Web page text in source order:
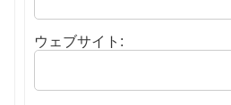
ウェブサイト: